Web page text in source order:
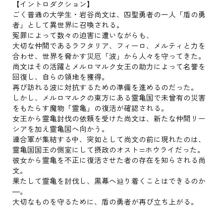
【イントロダクション】
ごく普通の大学生・岩谷尚文は、四聖勇者の一人「盾の勇
者」として異世界に召喚される。
冤罪によって数々の迫害に遭いながらも、
大切な仲間であるラフタリア、フィーロ、メルティと力を
合わせ、世界を脅かす災厄「波」から人々を守ってきた。
尚文はその活躍とメルロマルク女王の助力によって名誉を
回復し、自らの領地を獲得。
再び訪れる波に対抗するための準備を進めるのだった。
しかし、メルロマルクの東方にある霊亀国で未曾有の災害
をもたらす魔物「霊亀」の復活が確認される。
女王から霊亀討伐の依頼を受けた尚文は、新たな仲間リー
シアを加え霊亀国へ向かう。
連合軍が集結する中、突如として尚文の前に現れたのは、
霊亀国国王の側室にして摂政のオスト=ホウライだった。
彼女から霊亀を不正に復活させた者の存在を知らされる尚
文。
果たして霊亀を討伐し、黒幕へ辿り着くことはできるのか
―。
大切なものを守るために、盾の勇者が再び立ち上がる。